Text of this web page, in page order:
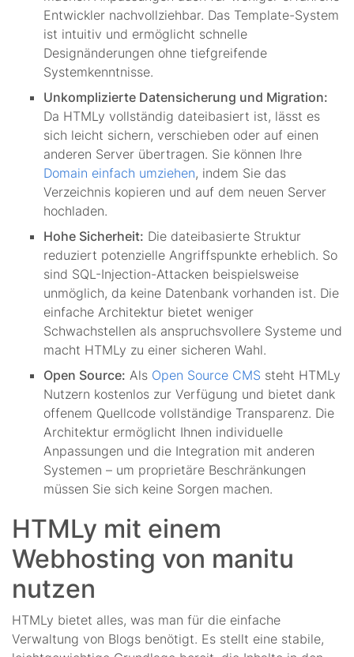
Entwickler nachvollziehbar. Das Template-System
ist intuitiv und ermöglicht schnelle
Designänderungen ohne tiefgreifende
Systemkenntnisse.
Unkomplizierte Datensicherung und Migration:
Da HTMLy vollständig dateibasiert ist, lässt es
sich leicht sichern, verschieben oder auf einen
anderen Server übertragen. Sie können Ihre
Domain einfach umziehen, indem Sie das
Verzeichnis kopieren und auf dem neuen Server
hochladen.
Hohe Sicherheit: Die dateibasierte Struktur
reduziert potenzielle Angriffspunkte erheblich. So
sind SQL-Injection-Attacken beispielsweise
unmöglich, da keine Datenbank vorhanden ist. Die
einfache Architektur bietet weniger
Schwachstellen als anspruchsvollere Systeme und
macht HTMLy zu einer sicheren Wahl.
Open Source: Als Open Source CMS steht HTMLy
Nutzern kostenlos zur Verfügung und bietet dank
offenem Quellcode vollständige Transparenz. Die
Architektur ermöglicht Ihnen individuelle
Anpassungen und die Integration mit anderen
Systemen – um proprietäre Beschränkungen
müssen Sie sich keine Sorgen machen.
HTMLy mit einem
Webhosting von manitu
nutzen
HTMLy bietet alles, was man für die einfache
Verwaltung von Blogs benötigt. Es stellt eine stabile,